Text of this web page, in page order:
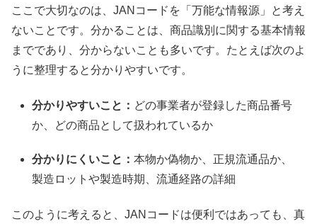
ここで大切なのは、JANコードを「万能な情報源」と考え
ないことです。分かることは、商品識別に関する基本情報
までであり、分からないことも多いです。たとえば次のよ
うに整理すると分かりやすいです。
分かりやすいこと： どの事業者が登録した商品番号
か、どの商品として扱われているか
分かりにくいこと：本物か偽物か、正規流通品か、
製造ロットや製造時期、流通経路の詳細
このように考えると、JANコードは便利ではあっても、真